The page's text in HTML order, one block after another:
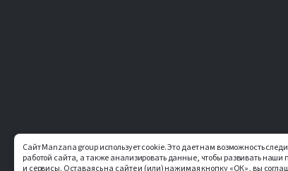
Сайт Manzana group использует cookie. Это дает нам возможность
работой сайта, а также анализировать данные, чтобы развивать наши
и сервисы. Оставаясь на сайте и (или) нажимая кнопку «ОК», вы